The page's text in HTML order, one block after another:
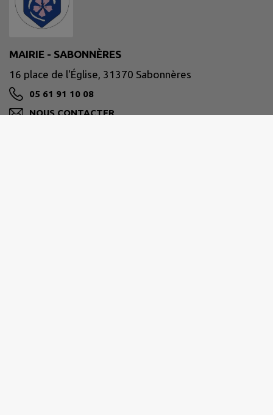
MAIRIE - SABONNÈRES
16 place de l'Église, 31370 Sabonnères
05 61 91 10 08
NOUS CONTACTER